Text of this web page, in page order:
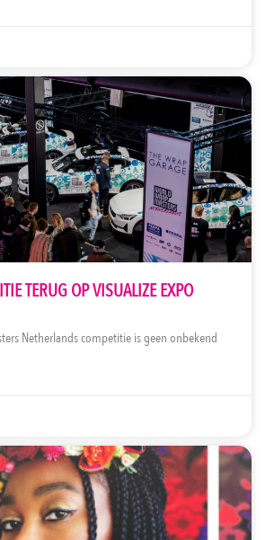
TERUG OP VISUALIZE EXPO
Netherlands competitie is geen onbekend